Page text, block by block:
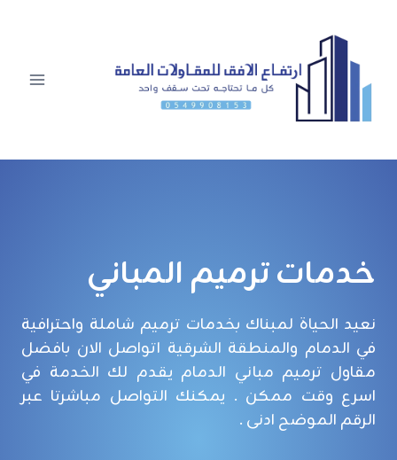
المحتوى
خدمات ترميم المباني
نعيد الحياة لمبناك بخدمات ترميم شاملة واحترافية
في الدمام والمنطقة الشرقية اتواصل الان بافضل
مقاول ترميم مباني الدمام يقدم لك الخدمة في
اسرع وقت ممكن . يمكنك التواصل مباشرتا عبر
الرقم الموضح ادنى .